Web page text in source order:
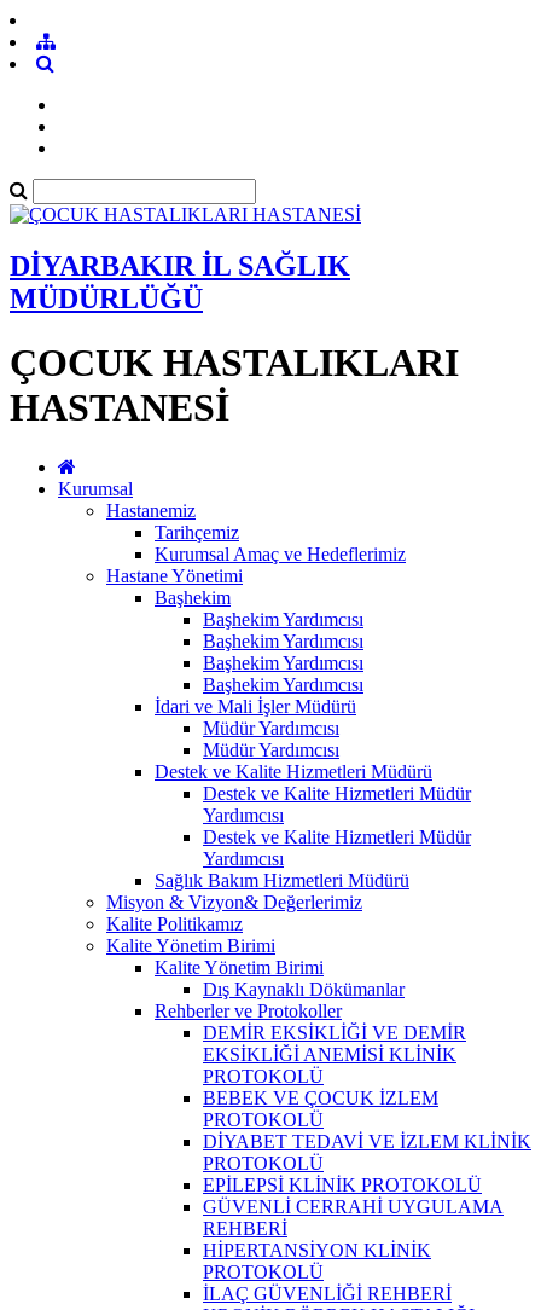
DİYARBAKIR İL SAĞLIK
MÜDÜRLÜĞÜ
ÇOCUK HASTALIKLARI
HASTANESİ
Kurumsal
Hastanemiz
Tarihçemiz
Kurumsal Amaç ve Hedeflerimiz
Hastane Yönetimi
Başhekim
Başhekim Yardımcısı
Başhekim Yardımcısı
Başhekim Yardımcısı
Başhekim Yardımcısı
İdari ve Mali İşler Müdürü
Müdür Yardımcısı
Müdür Yardımcısı
Destek ve Kalite Hizmetleri Müdürü
Destek ve Kalite Hizmetleri Müdür
Yardımcısı
Destek ve Kalite Hizmetleri Müdür
Yardımcısı
Sağlık Bakım Hizmetleri Müdürü
Misyon & Vizyon& Değerlerimiz
Kalite Politikamız
Kalite Yönetim Birimi
Kalite Yönetim Birimi
Dış Kaynaklı Dökümanlar
Rehberler ve Protokoller
DEMİR EKSİKLİĞİ VE DEMİR
EKSİKLİĞİ ANEMİSİ KLİNİK
PROTOKOLÜ
BEBEK VE ÇOCUK İZLEM
PROTOKOLÜ
DİYABET TEDAVİ VE İZLEM KLİNİK
PROTOKOLÜ
EPİLEPSİ KLİNİK PROTOKOLÜ
GÜVENLİ CERRAHİ UYGULAMA
REHBERİ
HİPERTANSİYON KLİNİK
PROTOKOLÜ
İLAÇ GÜVENLİĞİ REHBERİ